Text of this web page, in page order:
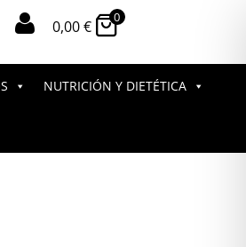
 0,00€
0
NUTRICIÓN Y DIETÉTICA